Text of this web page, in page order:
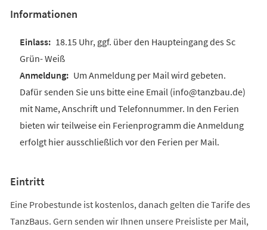
Informationen
18.15 Uhr, ggf. über den Haupteingang des Sc
Grün- Weiß
Um Anmeldung per Mail wird gebeten.
Dafür senden Sie uns bitte eine Email (info@tanzbau.de)
mit Name, Anschrift und Telefonnummer. In den Ferien
bieten wir teilweise ein Ferienprogramm die Anmeldung
erfolgt hier ausschließlich vor den Ferien per Mail.
Eintritt
Eine Probestunde ist kostenlos, danach gelten die Tarife des
TanzBaus. Gern senden wir Ihnen unsere Preisliste per Mail,